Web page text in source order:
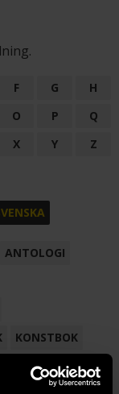
F G
H
O P
Q
X Y
Z
ANTOLOGI
KONSTBOK